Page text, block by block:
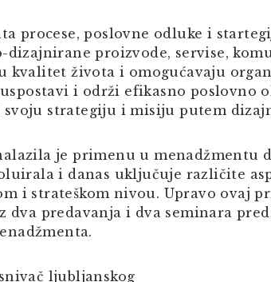
procese, poslovne odluke i
proizvode, servise,
kvalitet života i omogućavaju
i održi efikasno poslovno
strategiju i misiju putem
je primenu u menadžmentu
i danas uključuje različite
i strateškom nivou. Upravo ovaj
dva predavanja i dva seminara
ljubljanskog